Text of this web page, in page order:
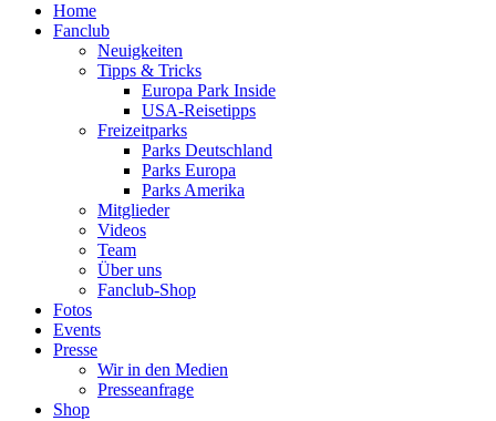
Home
Fanclub
Neuigkeiten
Tipps & Tricks
Europa Park Inside
USA-Reisetipps
Freizeitparks
Parks Deutschland
Parks Europa
Parks Amerika
Mitglieder
Videos
Team
Über uns
Fanclub-Shop
Fotos
Events
Presse
Wir in den Medien
Presseanfrage
Shop